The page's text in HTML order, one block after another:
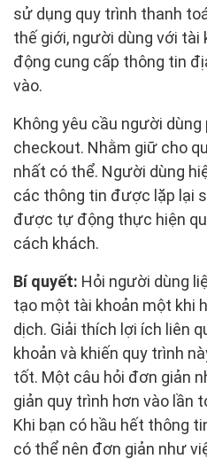
sử dụng quy trình thanh
thế giới, người dùng với tài
động cung cấp thông tin
vào.
Không yêu cầu người
checkout. Nhằm giữ cho
nhất có thể. Người dùng
các thông tin được lặp lại
được tự động thực hiện
cách khách.
Bí quyết: Hỏi người dùng
tạo một tài khoản một khi
dịch. Giải thích lợi ích liên
khoản và khiến quy trình
tốt. Một câu hỏi đơn giản
giản quy trình hơn vào lần
Khi bạn có hầu hết thông
có thể nên đơn giản như